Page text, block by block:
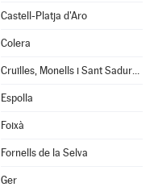
Castell-Platja d'Aro
Colera
Cruïlles, Monells i Sant Sadurní de l'Heura
Espolla
Foixà
Fornells de la Selva
Ger